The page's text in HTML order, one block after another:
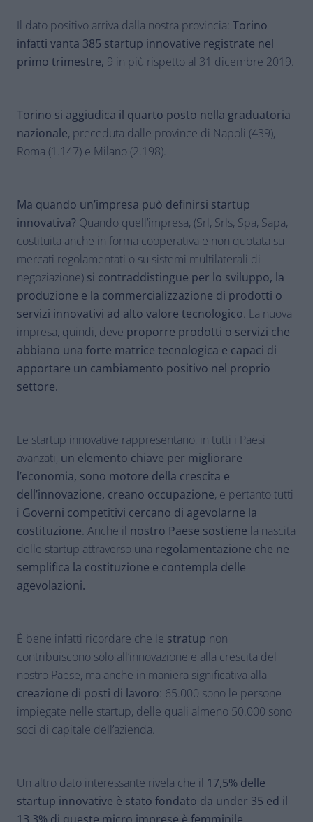
Il dato positivo arriva dalla nostra provincia: Torino
infatti vanta 385 startup innovative registrate nel
primo trimestre, 9 in più rispetto al 31 dicembre 2019.
Torino si aggiudica il quarto posto nella graduatoria
nazionale, preceduta dalle province di Napoli (439),
Roma (1.147) e Milano (2.198).
Ma quando un’impresa può definirsi startup
innovativa? Quando quell’impresa, (Srl, Srls, Spa, Sapa,
costituita anche in forma cooperativa e non quotata su
mercati regolamentati o su sistemi multilaterali di
negoziazione) si contraddistingue per lo sviluppo, la
produzione e la commercializzazione di prodotti o
servizi innovativi ad alto valore tecnologico. La nuova
impresa, quindi, deve proporre prodotti o servizi che
abbiano una forte matrice tecnologica e capaci di
apportare un cambiamento positivo nel proprio
settore.
Le startup innovative rappresentano, in tutti i Paesi
avanzati, un elemento chiave per migliorare
l’economia, sono motore della crescita e
dell’innovazione, creano occupazione, e pertanto tutti
i Governi competitivi cercano di agevolarne la
costituzione. Anche il nostro Paese sostiene la nascita
delle startup attraverso una regolamentazione che ne
semplifica la costituzione e contempla delle
agevolazioni.
È bene infatti ricordare che le stratup non
contribuiscono solo all’innovazione e alla crescita del
nostro Paese, ma anche in maniera significativa alla
creazione di posti di lavoro: 65.000 sono le persone
impiegate nelle startup, delle quali almeno 50.000 sono
soci di capitale dell’azienda.
Un altro dato interessante rivela che il 17,5% delle
startup innovative è stato fondato da under 35 ed il